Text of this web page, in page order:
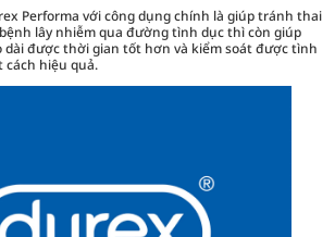
Performa với công dụng chính là giúp tránh thai
lây nhiễm qua đường tình dục thì còn giúp
dài được thời gian tốt hơn và kiểm soát được tình
hiệu quả.